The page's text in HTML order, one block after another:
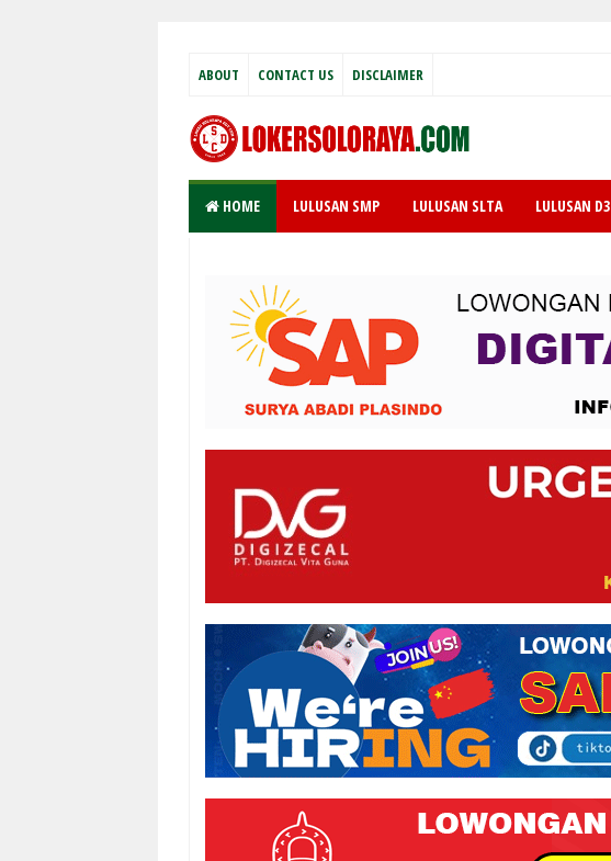
ABOUT CONTACT US DISCLAIMER
HOME LULUSAN SMP LULUSAN SLTA LULUSAN D3